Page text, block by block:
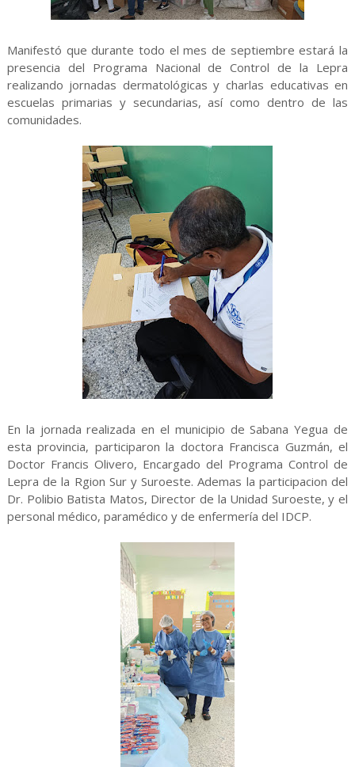
Manifestó que durante todo el mes de septiembre estará la
presencia del Programa Nacional de Control de la Lepra
realizando jornadas dermatológicas y charlas educativas en
escuelas primarias y secundarias, así como dentro de las
comunidades.
En la jornada realizada en el municipio de Sabana Yegua de
esta provincia, participaron la doctora Francisca Guzmán, el
Doctor Francis Olivero, Encargado del Programa Control de
Lepra de la Rgion Sur y Suroeste. Ademas la participacion del
Dr. Polibio Batista Matos, Director de la Unidad Suroeste, y el
personal médico, paramédico y de enfermería del IDCP.